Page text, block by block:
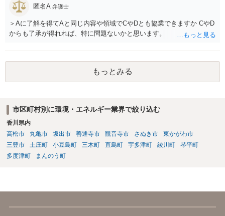
匿名A 弁護士
＞Aに了解を得てAと同じ内容や領域でCやDとも協業できますか CやD
からも了承が得れれば、特に問題ないかと思います。
もっとみる
市区町村別に環境・エネルギー業界で絞り込む
香川県内
高松市
丸亀市 坂出市 善通寺市 観音寺市 さぬき市
東かがわ市
三豊市
土庄町 小豆島町 三木町 直島町 宇多津町 綾川町
琴平町
多度津町
まんのう町